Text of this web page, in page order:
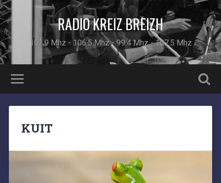
RADIO KREIZ BREIZH
102.9 Mhz - 106.5 Mhz - 99.4 Mhz - 107.5 Mhz
KUIT